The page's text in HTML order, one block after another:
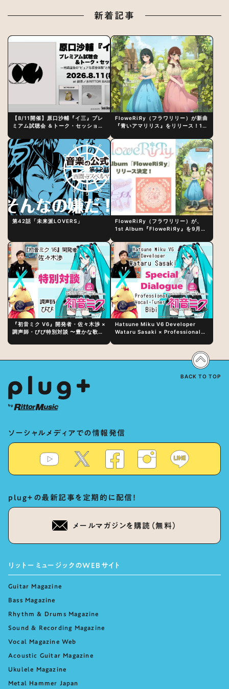
新着記事
【8/11開催】原口沙輔『イ三』プレ
ミアム試聴会 ＆トーク・セッション
制作秘話
FloweRiЯy（フラワリリー）が新曲
『青いアマリリス』をリリース！1st
第42話「未来派LOVERS」
FloweRiЯy（フラワリリー）が、
1st Album『FloweRiЯy』を9月23
『初音ミク V6』開発者・佐々木渉 ×
調声師・びび特別対談 〜豊かな歌声
Hatsune Miku V6 Developer
Wataru Sasaki × Professional
Vocal Expression Lies in “Love
for the singing characters” and
ソーシャルメディアでの情報発信
plug+の最新記事を定期的に配信！
メールマガジンを購読（無料）
リットーミュージックのWEBサイト
Guitar Magazine
Bass Magazine
Rhythm & Drums Magazine
Sound & Recording Magazine
Vocal Magazine Web
Acoustic Guitar Magazine
Ukulele Magazine
Metal Hammer Japan
BACK TO TOP